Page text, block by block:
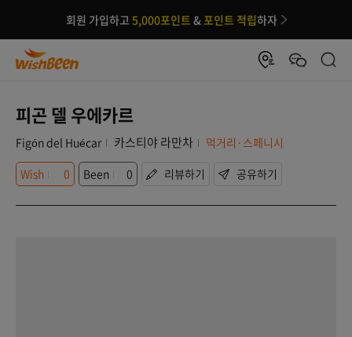
회원 가입하고 5,000포인트 &포인트 적립하자
피곤 델 우에카르
Figón del Huécar 카스티야 라만차
먹거리·스페니시
Wish
0 Been 0 리뷰하기 공유하기